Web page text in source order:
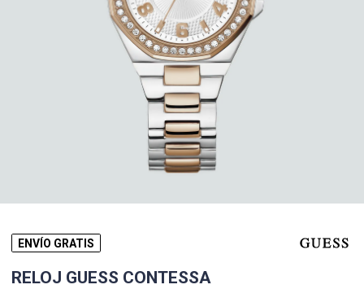
ENVÍO GRATIS
RELOJ GUESS CONTESSA